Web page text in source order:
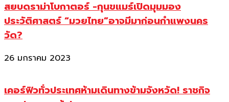
สยบดราม่าโบกาตอร์ -กุนขแมร์เปิดมุมมอง
ประวัติศาสตร์ “มวยไทย”อาจมีมาก่อนกำแพงนคร
วัด?
26 มกราคม 2023
เคอร์ฟิวทั่วประเทศห้ามเดินทางข้ามจังหวัด! ราชกิจ